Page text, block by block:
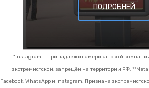
ПОДРОБНЕЙ
*Instagram — принадлежит американской
экстремистской, запрещён на территории РФ.
Facebook, WhatsApp и Instagram. Признана